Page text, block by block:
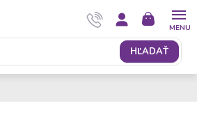
HĽADAŤ
NÁKUPNÝ
KOŠÍK